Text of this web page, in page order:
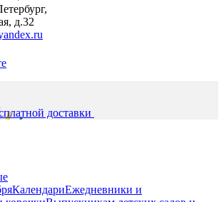
д.32
доставки
КалендариЕжедневники и